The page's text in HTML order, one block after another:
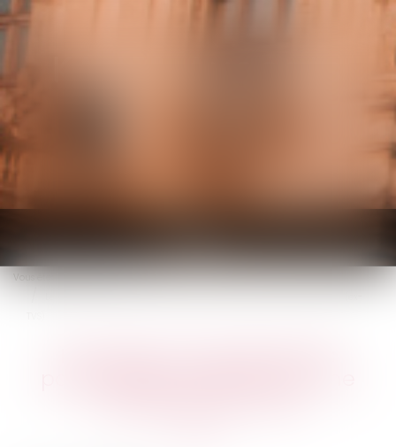
KALIFA Avocats
Ouvrir
le
menu
Vous êtes ici :Accueil